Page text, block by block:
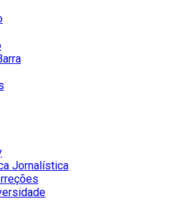
Jornalística